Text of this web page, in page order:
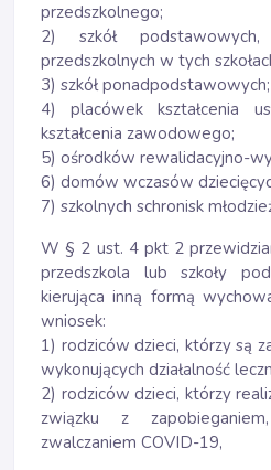
przedszkolnego;
2) szkół
przedszkolnych w tych
3) szkół ponadpodstawowych;
4) placówek kształcenia
kształcenia zawodowego;
5) ośrodków rewalidacyjno-
6) domów wczasów
7) szkolnych schronisk
W § 2 ust. 4 pkt 2
przedszkola lub szkoły
kierująca inną formą
wniosek:
1) rodziców dzieci, którzy są
wykonujących działalność
2) rodziców dzieci, którzy
związku z
zwalczaniem COVID-19,